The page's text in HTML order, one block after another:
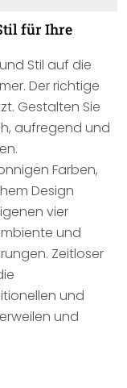
für Ihre
Stil auf die
Der richtige
Gestalten Sie
aufregend und
Farben,
Design
vier
und
Zeitloser
und
und